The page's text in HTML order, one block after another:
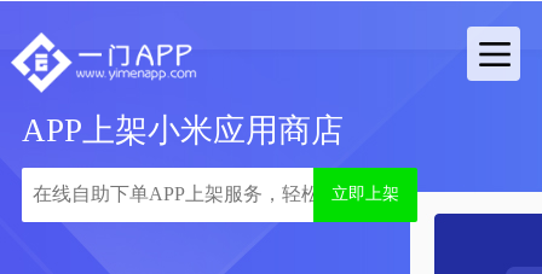
APP上架小米应用商店
立即上架